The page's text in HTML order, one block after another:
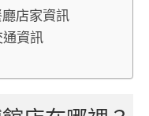
店家資訊
資訊